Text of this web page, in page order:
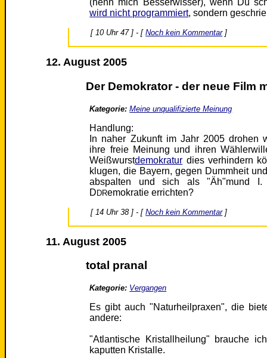
(nenn mich Besserwisser), wenn Du
wird nicht programmiert, sondern
[ 10 Uhr 47 ] - [Noch kein Kommentar]
12. August 2005
Der Demokrator - der neue Film
Kategorie: Meine unqualifizierte Meinung
Handlung:
In naher Zukunft im Jahr 2005 drohen
ihre freie Meinung und ihren
Weißwurstdemokratur dies verhindern
klugen, die Bayern, gegen Dummheit
abspalten und sich als "Äh"mund I.
D DRemokratie errichten?
[ 14 Uhr 38 ] - [Noch kein Kommentar]
11. August 2005
total pranal
Kategorie: Vergangen
Es gibt auch "Naturheilpraxen", die
andere:
"Atlantische Kristallheilung" brauche
kaputten Kristalle.